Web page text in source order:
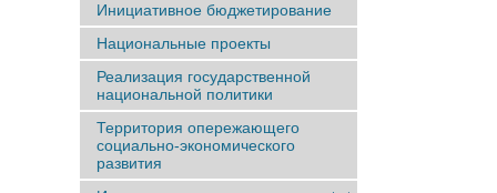
Инициативное бюджетирование
Национальные проекты
Реализация государственной
национальной политики
Территория опережающего
социально-экономического
развития